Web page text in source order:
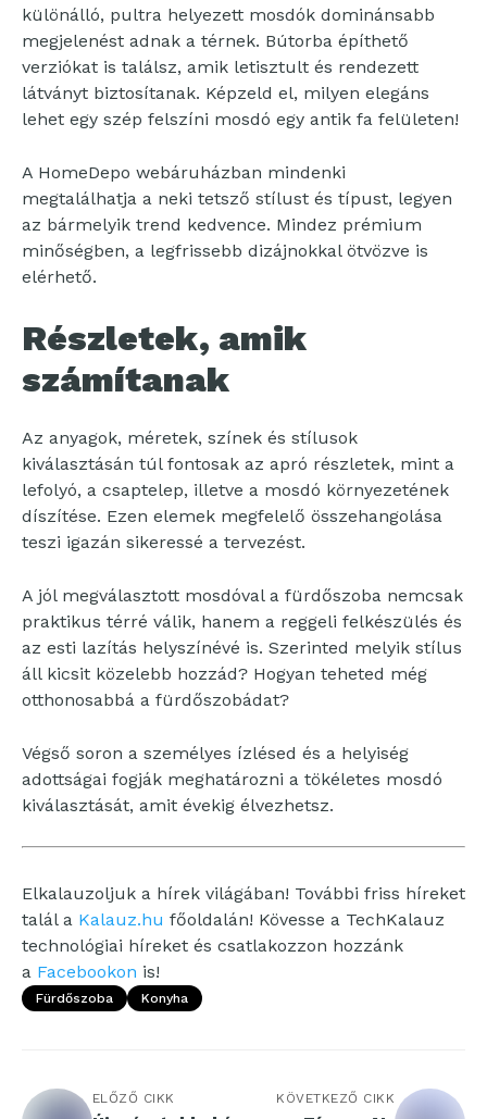
különálló, pultra helyezett mosdók dominánsabb
megjelenést adnak a térnek. Bútorba építhető
verziókat is találsz, amik letisztult és rendezett
látványt biztosítanak. Képzeld el, milyen elegáns
lehet egy szép felszíni mosdó egy antik fa felületen!
A HomeDepo webáruházban mindenki
megtalálhatja a neki tetsző stílust és típust, legyen
az bármelyik trend kedvence. Mindez prémium
minőségben, a legfrissebb dizájnokkal ötvözve is
elérhető.
Részletek, amik
számítanak
Az anyagok, méretek, színek és stílusok
kiválasztásán túl fontosak az apró részletek, mint a
lefolyó, a csaptelep, illetve a mosdó környezetének
díszítése. Ezen elemek megfelelő összehangolása
teszi igazán sikeressé a tervezést.
A jól megválasztott mosdóval a fürdőszoba nemcsak
praktikus térré válik, hanem a reggeli felkészülés és
az esti lazítás helyszínévé is. Szerinted melyik stílus
áll kicsit közelebb hozzád? Hogyan teheted még
otthonosabbá a fürdőszobádat?
Végső soron a személyes ízlésed és a helyiség
adottságai fogják meghatározni a tökéletes mosdó
kiválasztását, amit évekig élvezhetsz.
Elkalauzoljuk a hírek világában! További friss híreket
talál a Kalauz.hu főoldalán! Kövesse a TechKalauz
technológiai híreket és csatlakozzon hozzánk
a Facebookon is!
Fürdőszoba Konyha
ELŐZŐ CIKK KÖVETKEZŐ CIKK